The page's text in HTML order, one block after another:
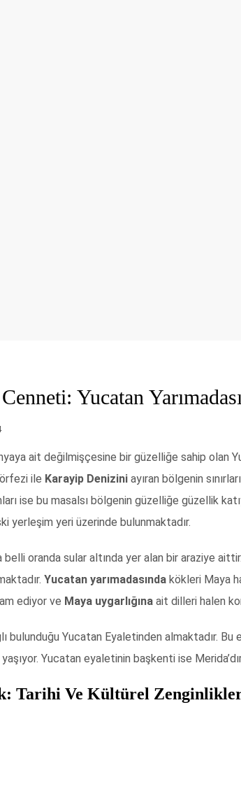
Yucatan Yarımadası
ait değilmişçesine bir güzelliğe sahip olan
ile Karayip Denizini ayıran bölgenin
ise bu masalsı bölgenin güzelliğe güzellik
yerleşim yeri üzerinde bulunmaktadır.
oranda sular altında yer alan bir araziye
Yucatan yarımadasında kökleri Maya
ediyor ve Maya uygarlığına ait dilleri halen
bulunduğu Yucatan Eyaletinden almaktadır.
Yucatan eyaletinin başkenti ise
Tarihi Ve Kültürel